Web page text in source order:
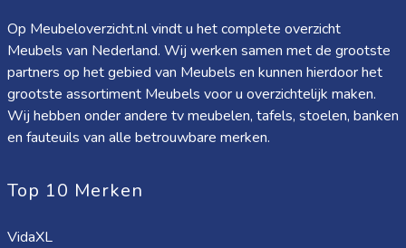
Op Meubeloverzicht.nl vindt u het complete overzicht
Meubels van Nederland. Wij werken samen met de grootste
partners op het gebied van Meubels en kunnen hierdoor het
grootste assortiment Meubels voor u overzichtelijk maken.
Wij hebben onder andere tv meubelen, tafels, stoelen, banken
en fauteuils van alle betrouwbare merken.
Top 10 Merken
VidaXL